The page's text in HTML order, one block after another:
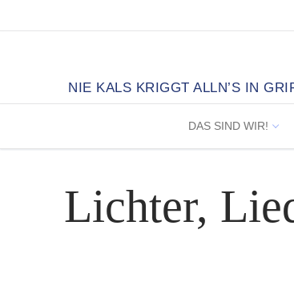
Inhalt
NIE KALS KRIGGT ALLN’S IN
DAS SIND WIR!
Lichter,